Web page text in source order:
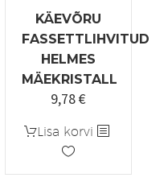
KÄEVÕRU
FASSETTLIHVITUD
HELMES
MÄEKRISTALL
Algne
oli:
11,50 €.
9,78€Praegune
on:
Lisa korvi